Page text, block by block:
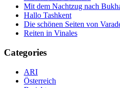
Mit dem Nachtzug nach
Hallo Tashkent
Die schönen Seiten von
Reiten in Vinales
Categories
ARI
Österreich